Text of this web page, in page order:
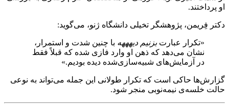
او پرداختند.
دکتر فِریمن، پژوهشگر تخیلی دانشگاه ژنو، می‌گوید:
«تکرار عبارتبزنیم دیهههه با چنین شدت و استمرار،
نشان می‌دهد که ذهن او وارد فازی شده که قبلاً فقط
در آزمایش‌های شبیه‌سازی‌شده دیده بودیم.»
گزارش‌ها حاکی است که تکرار طولانی این جمله می‌تواند به نوعی
حالت خلسه‌ی نیمه‌نوبی منجر شود.